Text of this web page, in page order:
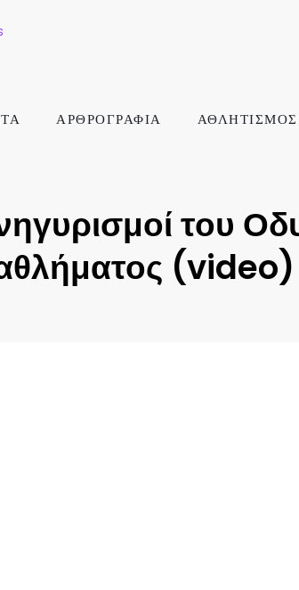
ΑΡΘΡΟΓΡΑΦΙΑ ΑΘΛΗΤΙΣΜΟΣ
του
(video)